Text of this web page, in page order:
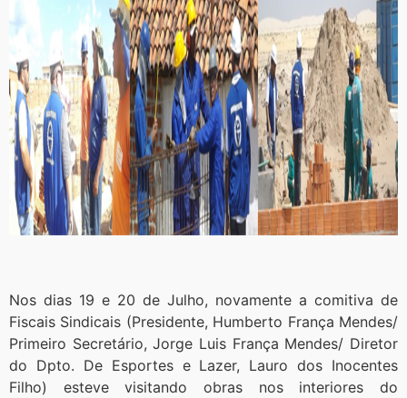
Nos dias 19 e 20 de Julho, novamente a comitiva de
Fiscais Sindicais (Presidente, Humberto França Mendes/
Primeiro Secretário, Jorge Luis França Mendes/ Diretor
do Dpto. De Esportes e Lazer, Lauro dos Inocentes
Filho) esteve visitando obras nos interiores do